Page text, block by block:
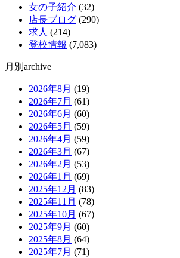
女の子紹介 (32)
店長ブログ (290)
求人 (214)
登校情報 (7,083)
月別archive
2026年8月 (19)
2026年7月 (61)
2026年6月 (60)
2026年5月 (59)
2026年4月 (59)
2026年3月 (67)
2026年2月 (53)
2026年1月 (69)
2025年12月 (83)
2025年11月 (78)
2025年10月 (67)
2025年9月 (60)
2025年8月 (64)
2025年7月 (71)